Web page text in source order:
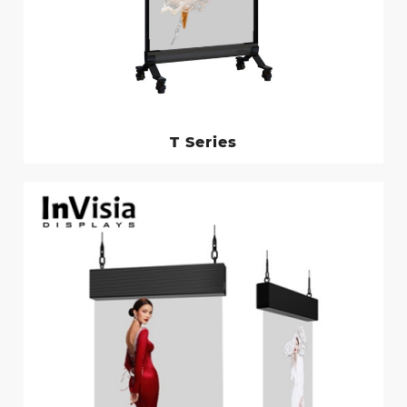
T Series